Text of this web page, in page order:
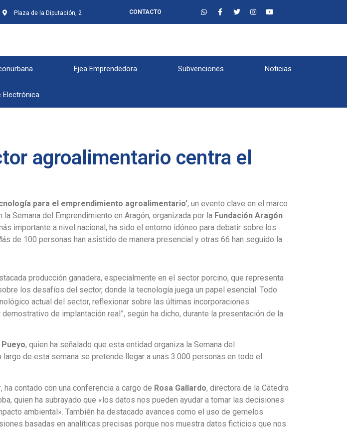
Plaza de la Diputación, 2 CONTACTO
Ejea Emprendedora Subvenciones Noticias
Electrónica
agroalimentario centra el
para el emprendimiento agroalimentario’, un evento clave en el marco
Semana del Emprendimiento en Aragón, organizada por la Fundación Aragón
importante a nivel nacional, ha sido el entorno idóneo para debatir sobre los
de 100 personas han asistido de manera presencial y otras 66 han seguido la
producción ganadera, especialmente en el sector porcino, que representa
los desafíos del sector, donde la tecnología juega un papel esencial. Todo
actual del sector, reflexionar sobre las últimas incorporaciones
de implantación real”, según ha dicho, durante la presentación de la
, quien ha señalado que esta entidad organiza la Semana del
de esta semana se pretende llegar a unas 3.000 personas en todo el
, ha contado con una conferencia a cargo de Rosa Gallardo, directora de la Cátedra
quien ha subrayado que «los datos nos pueden ayudar a tomar las decisiones
ambiental». También ha destacado avances como el uso de gemelos
basadas en analíticas precisas porque nos muestra datos ficticios que nos